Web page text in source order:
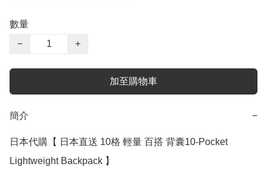
數量
−
+
加至購物車
簡介 −
日本代購【 日本直送 10格 輕量 百搭 背囊10-Pocket
Lightweight Backpack 】 ﻿